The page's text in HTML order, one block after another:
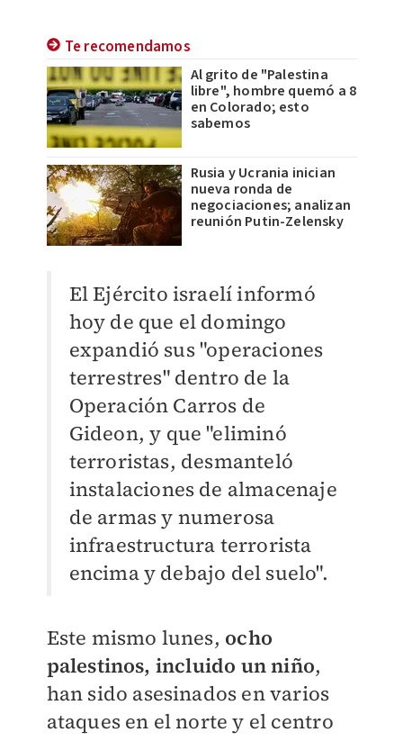
Te recomendamos
Al grito de "Palestina
libre", hombre quemó a 8
en Colorado; esto
sabemos
Rusia y Ucrania inician
nueva ronda de
negociaciones; analizan
reunión Putin-Zelensky
El Ejército israelí informó
hoy de que el domingo
expandió sus "operaciones
terrestres" dentro de la
Operación Carros de
Gideon, y que "eliminó
terroristas, desmanteló
instalaciones de almacenaje
de armas y numerosa
infraestructura terrorista
encima y debajo del suelo".
Este mismo lunes, ocho
palestinos, incluido un niño,
han sido asesinados en varios
ataques en el norte y el centro